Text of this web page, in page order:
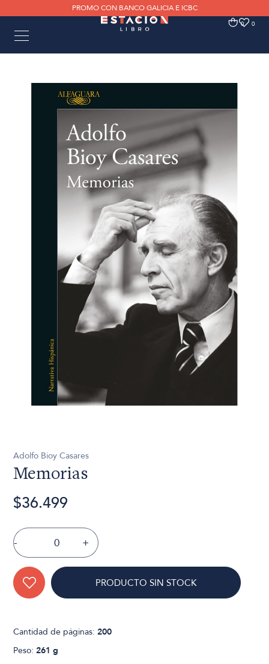
PROMO CON BANCO GALICIA E ICBC
0 0
Adolfo Bioy Casares
Memorias
$36.499
- +
PRODUCTO SIN STOCK
Cantidad de páginas:200
Peso:261 g